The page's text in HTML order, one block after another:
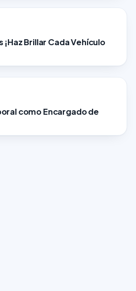
Brillar Cada Vehículo
como Encargado de